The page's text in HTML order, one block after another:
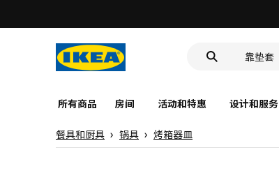
洗脸池
所有商品 房间 活动和特惠 设计和服务
餐具和厨具 锅具 烤箱器皿